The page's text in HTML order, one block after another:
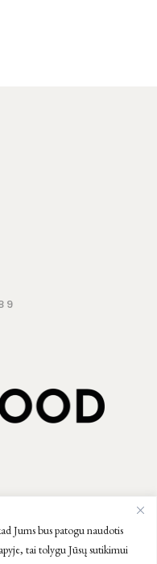
Jums bus patogu naudotis
tai tolygu Jūsų sutikimui